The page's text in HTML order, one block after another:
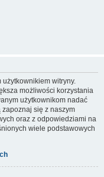
witryny.
możliwości korzystania
użytkownikom nadać
się z naszym
oraz z odpowiedziami na
wiele podstawowych